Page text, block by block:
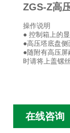
ZGS-Z高
操作说明
● 控制箱上的
●高压塔底盘
●随附有高压
时请将上盖镙
在线咨询